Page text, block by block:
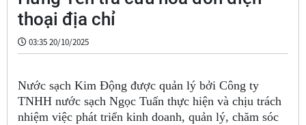
thoại địa chỉ
03:35 20/10/2025
Nước sạch Kim Động được quản lý bởi Công ty
TNHH nước sạch Ngọc Tuấn thực hiện và chịu trách
nhiệm việc phát triển kinh doanh, quản lý, chăm sóc